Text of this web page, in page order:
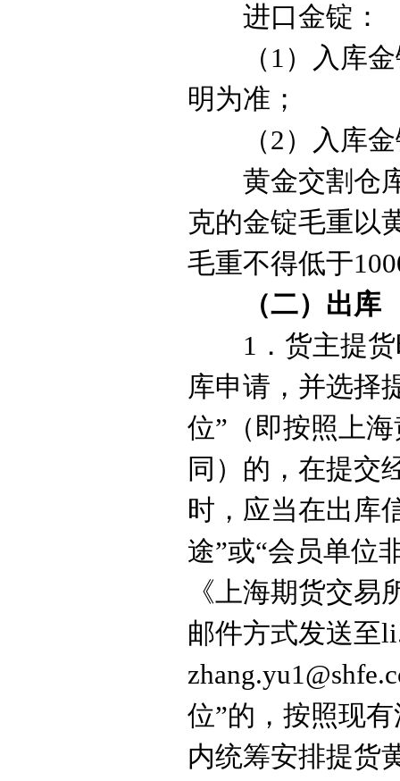
进口金锭：
（ 1 ）入库
明为准；
（2 ）入库
黄金交割仓
克的金锭毛重以
毛重不得低于
（二）出库
1 ． 货主提
库申请，并选择
位”（即按照上
同）的，在提交
时，应当在出库
途”或“会员单位
《上海期货交易
邮件方式发送至
位”的，按照现
内统筹安排提货